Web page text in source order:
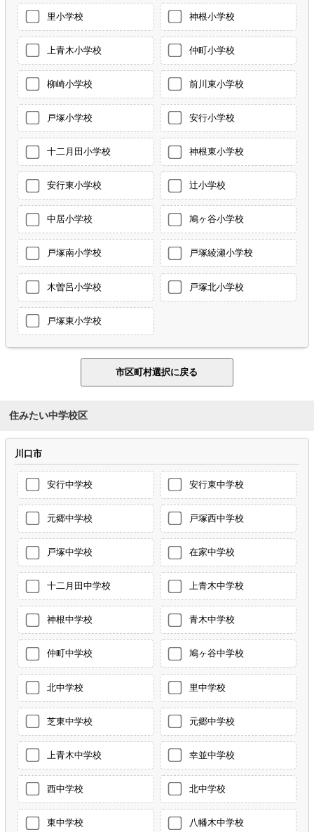
里小学校 神根小学校
上青木小学校 仲町小学校
柳崎小学校 前川東小学校
戸塚小学校 安行小学校
十二月田小学校 神根東小学校
安行東小学校 辻小学校
中居小学校 鳩ヶ谷小学校
戸塚南小学校 戸塚綾瀬小学校
木曽呂小学校 戸塚北小学校
戸塚東小学校
住みたい中学校区
川口市
安行中学校 安行東中学校
元郷中学校 戸塚西中学校
戸塚中学校 在家中学校
十二月田中学校 上青木中学校
神根中学校 青木中学校
仲町中学校 鳩ヶ谷中学校
北中学校 里中学校
芝東中学校 元郷中学校
上青木中学校 幸並中学校
西中学校 北中学校
東中学校 八幡木中学校